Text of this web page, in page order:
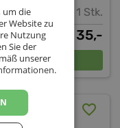
1 Stk.
35,-
2025
um die
Website zu
Nutzung
Sie der
unserer